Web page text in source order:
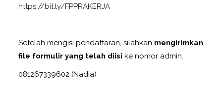
https://bit.ly/FPPRAKERJA
Setelah mengisi pendaftaran, silahkan mengirimkan
file formulir yang telah diisi ke nomor admin.
081267339602 (Nadia)